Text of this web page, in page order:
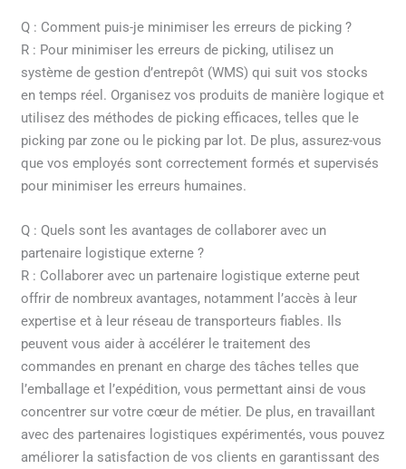
Q : Comment puis-je minimiser les erreurs de picking ?
R : Pour minimiser les erreurs de picking, utilisez un
système de gestion d’entrepôt (WMS) qui suit vos stocks
en temps réel. Organisez vos produits de manière logique et
utilisez des méthodes de picking efficaces, telles que le
picking par zone ou le picking par lot. De plus, assurez-vous
que vos employés sont correctement formés et supervisés
pour minimiser les erreurs humaines.
Q : Quels sont les avantages de collaborer avec un
partenaire logistique externe ?
R : Collaborer avec un partenaire logistique externe peut
offrir de nombreux avantages, notamment l’accès à leur
expertise et à leur réseau de transporteurs fiables. Ils
peuvent vous aider à accélérer le traitement des
commandes en prenant en charge des tâches telles que
l’emballage et l’expédition, vous permettant ainsi de vous
concentrer sur votre cœur de métier. De plus, en travaillant
avec des partenaires logistiques expérimentés, vous pouvez
améliorer la satisfaction de vos clients en garantissant des